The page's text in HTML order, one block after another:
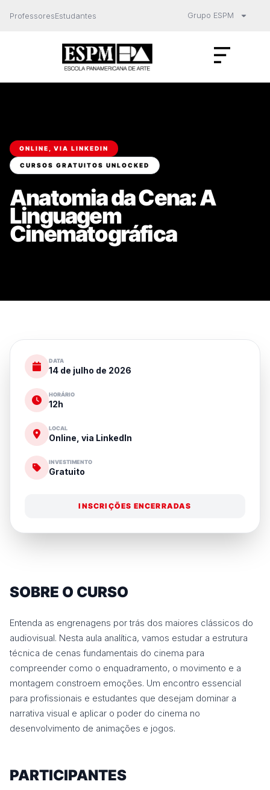
ProfessoresEstudantes Grupo ESPM
ONLINE, VIA LINKEDIN
CURSOS GRATUITOS UNLOCKED
Anatomia da Cena: A
Linguagem
Cinematográfica
SOBRE O CURSO
Entenda as engrenagens por trás dos maiores clássicos do
audiovisual. Nesta aula analítica, vamos estudar a estrutura
técnica de cenas fundamentais do cinema para
compreender como o enquadramento, o movimento e a
montagem constroem emoções. Um encontro essencial
para profissionais e estudantes que desejam dominar a
narrativa visual e aplicar o poder do cinema no
desenvolvimento de animações e jogos.
PARTICIPANTES
DATA
14 de julho de 2026
HORÁRIO
12h
LOCAL
Online, via LinkedIn
INVESTIMENTO
Gratuito
INSCRIÇÕES ENCERRADAS